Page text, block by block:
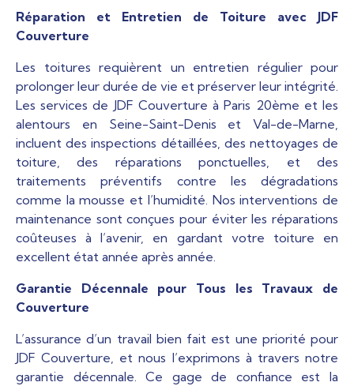
Réparation et Entretien de Toiture avec JDF
Couverture
Les toitures requièrent un entretien régulier pour
prolonger leur durée de vie et préserver leur intégrité.
Les services de JDF Couverture à Paris 20ème et les
alentours en Seine-Saint-Denis et Val-de-Marne,
incluent des inspections détaillées, des nettoyages de
toiture, des réparations ponctuelles, et des
traitements préventifs contre les dégradations
comme la mousse et l’humidité. Nos interventions de
maintenance sont conçues pour éviter les réparations
coûteuses à l’avenir, en gardant votre toiture en
excellent état année après année.
Garantie Décennale pour Tous les Travaux de
Couverture
L’assurance d’un travail bien fait est une priorité pour
JDF Couverture, et nous l’exprimons à travers notre
garantie décennale. Ce gage de confiance est la